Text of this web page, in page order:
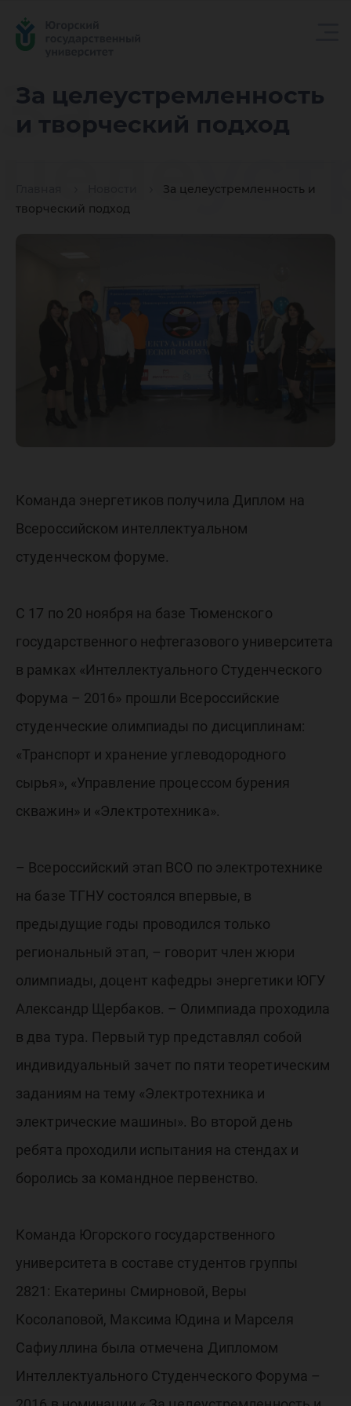
За целеустремленность
и творческий подход
За целеустремленность и
творческий подход
За
и
подход
Команда энергетиков получила Диплом на
Всероссийском интеллектуальном
студенческом форуме.
С 17 по 20 ноября на базе Тюменского
государственного нефтегазового университета
в рамках «Интеллектуального Студенческого
Форума – 2016» прошли Всероссийские
студенческие олимпиады по дисциплинам:
«Транспорт и хранение углеводородного
сырья», «Управление процессом бурения
скважин» и «Электротехника».
– Всероссийский этап ВСО по электротехнике
на базе ТГНУ состоялся впервые, в
предыдущие годы проводился только
региональный этап, – говорит член жюри
олимпиады, доцент кафедры энергетики ЮГУ
Александр Щербаков. – Олимпиада проходила
в два тура. Первый тур представлял собой
индивидуальный зачет по пяти теоретическим
заданиям на тему «Электротехника и
электрические машины». Во второй день
ребята проходили испытания на стендах и
боролись за командное первенство.
Команда Югорского государственного
университета в составе студентов группы
2821: Екатерины Смирновой, Веры
Косолаповой, Максима Юдина и Марселя
Сафиуллина была отмечена Дипломом
Интеллектуального Студенческого Форума –